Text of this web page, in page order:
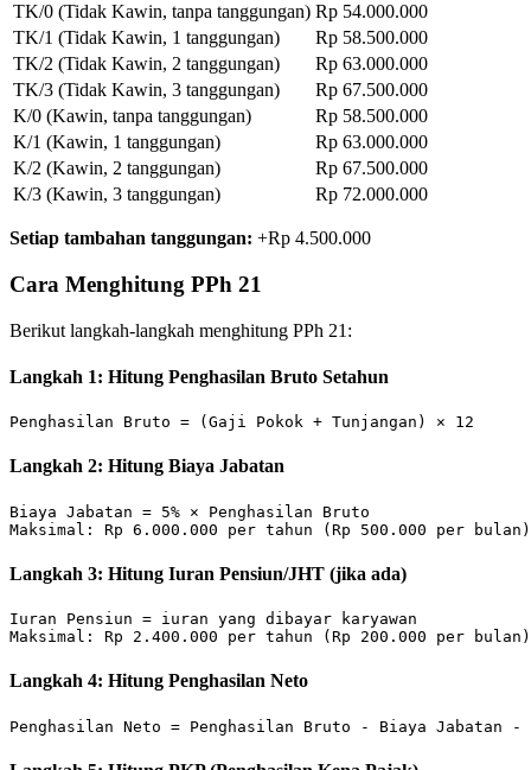
TK/0 (Tidak Kawin, tanpa tanggungan) Rp 54.000.000
TK/1 (Tidak Kawin, 1 tanggungan)
Rp 58.500.000
TK/2 (Tidak Kawin, 2 tanggungan)
Rp 63.000.000
TK/3 (Tidak Kawin, 3 tanggungan)
Rp 67.500.000
K/0 (Kawin, tanpa tanggungan)
Rp 58.500.000
K/1 (Kawin, 1 tanggungan)
Rp 63.000.000
K/2 (Kawin, 2 tanggungan)
Rp 67.500.000
K/3 (Kawin, 3 tanggungan)
Rp 72.000.000
Setiap tambahan tanggungan: +Rp 4.500.000
Cara Menghitung PPh 21
Berikut langkah-langkah menghitung PPh 21:
Langkah 1: Hitung Penghasilan Bruto Setahun
Langkah 2: Hitung Biaya Jabatan
Biaya Jabatan = 5% × Penghasilan Bruto
Langkah 3: Hitung Iuran Pensiun/JHT (jika ada)
Iuran Pensiun = iuran yang dibayar karyawan
Langkah 4: Hitung Penghasilan Neto